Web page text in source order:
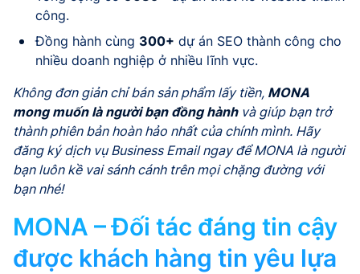
công.
Đồng hành cùng 300+ dự án SEO thành công cho
nhiều doanh nghiệp ở nhiều lĩnh vực.
Không đơn giản chỉ bán sản phẩm lấy tiền, MONA
mong muốn là người bạn đồng hànhvà giúp bạn trở
thành phiên bản hoàn hảo nhất của chính mình. Hãy
đăng ký dịch vụ Business Email ngay để MONA là người
bạn luôn kề vai sánh cánh trên mọi chặng đường với
bạn nhé!
MONA – Đối tác đáng tin cậy
được khách hàng tin yêu lựa